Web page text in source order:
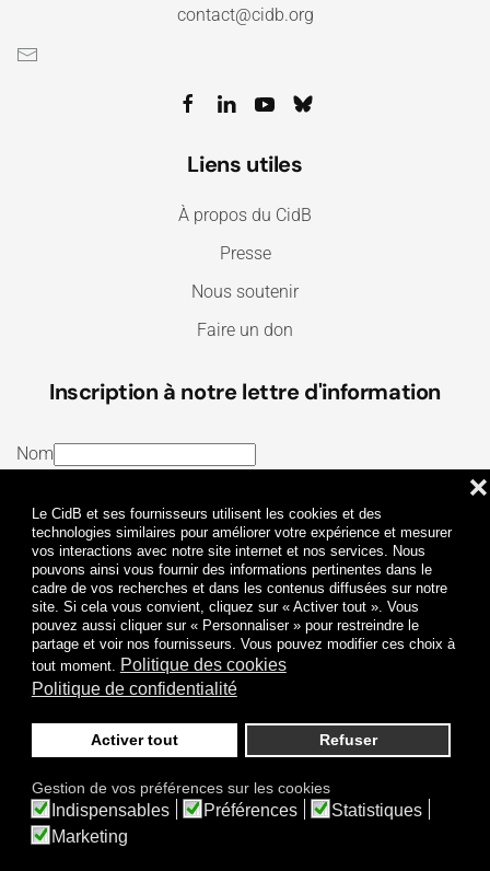
Le CidB et ses fournisseurs utilisent les cookies et des
technologies similaires pour améliorer votre expérience et mesurer
vos interactions avec notre site internet et nos services. Nous
pouvons ainsi vous fournir des informations pertinentes dans le
cadre de vos recherches et dans les contenus diffusées sur notre
site. Si cela vous convient, cliquez sur « Activer tout ». Vous
pouvez aussi cliquer sur « Personnaliser » pour restreindre le
partage et voir nos fournisseurs. Vous pouvez modifier ces choix à
tout moment. Politique des cookies
Politique de confidentialité
Activer tout Refuser
❌
Gestion de vos préférences sur les cookies
Indispensables Préférences
Statistiques
Marketing
contact@cidb.org
Liens utiles
À propos du CidB
Presse
Nous soutenir
Faire un don
Inscription à notre lettre d'information
Nom
J’ai lu et j’accepte lesTermes et conditionset la
Politique de confidentialité
Je m'abonne
© 2009-2026 CidB. Tous droits réservés.